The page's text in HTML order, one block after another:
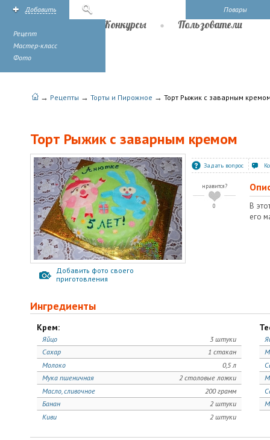
Повары
Добавить
Рецепт
Мастер-класс
Фото
Конкурсы Пользователи
→ Рецепты → Торты и Пирожное → Торт Рыжик с заварным
Торт Рыжик с заварным кремом
Добавить фото своего
приготовления
Задать вопрос
нравится?
0
В
его
Ингредиенты
Крем:
3 штуки
Яйцо
1 стакан
Сахар
0,5 л
Молоко
2 столовые ложки
Мука пшеничная
200 грамм
Масло, сливочное
2 штуки
Банан
2 штуки
Киви